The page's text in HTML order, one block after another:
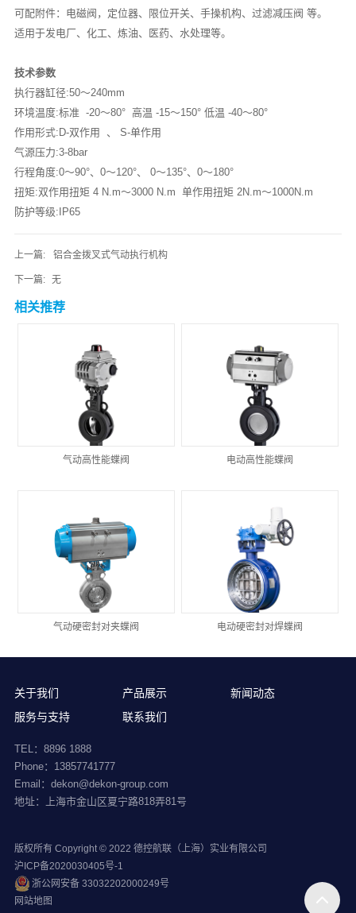
可配附件：电磁阀，定位器、限位开关、手操机构、过滤减压阀 等。
适用于发电厂、化工、炼油、医药、水处理等。
技术参数
执行器缸径:50～240mm
环境温度:标准 -20～80° 高温 -15～150° 低温 -40～80°
作用形式:D-双作用 、 S-单作用
气源压力:3-8bar
行程角度:0～90°、0～120°、 0～135°、0～180°
扭矩:双作用扭矩 4 N.m～3000 N.m 单作用扭矩 2N.m～1000N.m
防护等级:IP65
上一篇: 铝合金拨叉式气动执行机构
下一篇: 无
相关推荐
气动高性能蝶阀 电动高性能蝶阀
气动硬密封对夹蝶阀 电动硬密封对焊蝶阀
关于我们 产品展示
新闻动态
服务与支持
联系我们
TEL：8896 1888
Phone：13857741777
Email：dekon@dekon-group.com
地址：上海市金山区夏宁路818弄81号
版权所有 Copyright © 2022 德控航联（上海）实业有限公司
沪ICP备2020030405号-1
浙公网安备 33032202000249号
网站地图